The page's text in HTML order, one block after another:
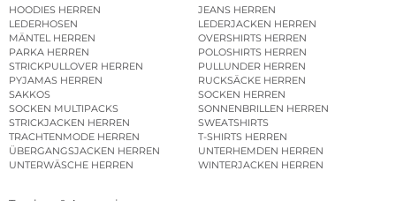
HOODIES HERREN
JEANS HERREN
LEDERHOSEN
LEDERJACKEN HERREN
MÄNTEL HERREN
OVERSHIRTS HERREN
PARKA HERREN
POLOSHIRTS HERREN
STRICKPULLOVER HERREN
PULLUNDER HERREN
PYJAMAS HERREN
RUCKSÄCKE HERREN
SAKKOS
SOCKEN HERREN
SOCKEN MULTIPACKS
SONNENBRILLEN HERREN
STRICKJACKEN HERREN
SWEATSHIRTS
TRACHTENMODE HERREN
T-SHIRTS HERREN
ÜBERGANGSJACKEN HERREN
UNTERHEMDEN HERREN
UNTERWÄSCHE HERREN
WINTERJACKEN HERREN